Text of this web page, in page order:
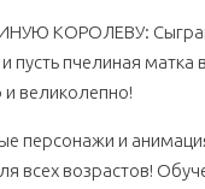
КОРОЛЕВУ:
пусть пчелиная матка
и великолепно!
персонажи и
всех возрастов!